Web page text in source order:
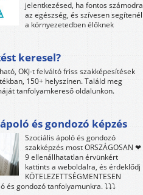
jelentkezésed, ha fontos számodra
az egészség, és szívesen segítenél
a környezetedben élőknek
keresel?
OKJ-t felváltó friss szakképesítések
150+ helyszínen. Találd meg
tanfolyamkereső oldalunkon.
és gondozó képzés
Szociális ápoló és gondozó
szakképzés most ORSZÁGOSAN ❤
9 ellenállhatatlan érvünkért
kattints a weboldalra, és érdeklődj
KÖTELEZETTSÉGMENTESEN
és gondozó tanfolyamunkra. ⤵⤵⤵